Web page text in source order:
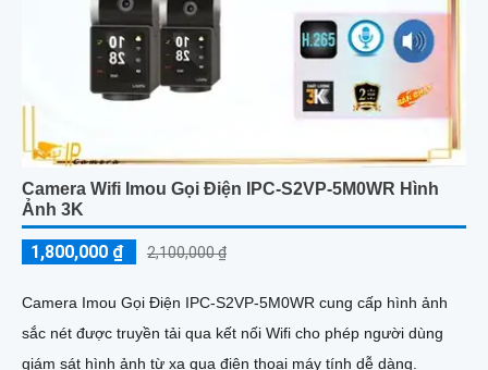
Camera Wifi Imou Gọi Điện IPC-S2VP-5M0WR Hình
Ảnh 3K
1,800,000 ₫ 2,100,000 ₫
Camera Imou Gọi Điện IPC-S2VP-5M0WR cung cấp hình ảnh
sắc nét được truyền tải qua kết nối Wifi cho phép người dùng
giám sát hình ảnh từ xa qua điện thoại máy tính dễ dàng.